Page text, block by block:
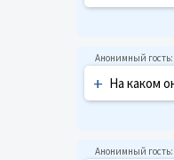
+ На каком